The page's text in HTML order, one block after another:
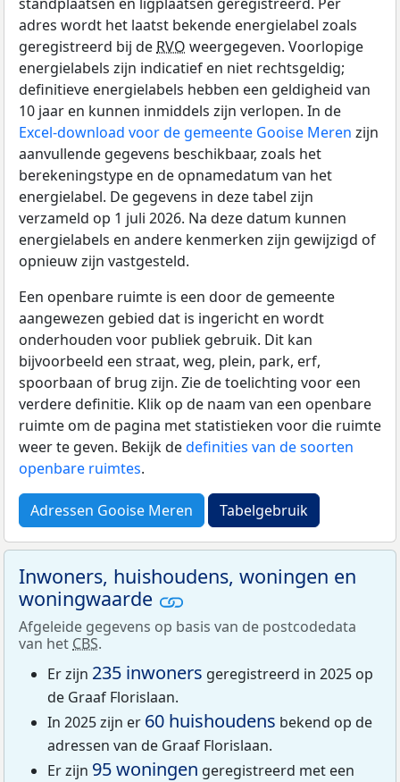
adres wordt het laatst bekende energielabel zoals
geregistreerd bij de RVO weergegeven. Voorlopige
energielabels zijn indicatief en niet rechtsgeldig;
definitieve energielabels hebben een geldigheid van
10 jaar en kunnen inmiddels zijn verlopen. In de
Excel-download voor de gemeente Gooise Meren zijn
aanvullende gegevens beschikbaar, zoals het
berekeningstype en de opnamedatum van het
energielabel. De gegevens in deze tabel zijn
verzameld op 1 juli 2026. Na deze datum kunnen
energielabels en andere kenmerken zijn gewijzigd of
opnieuw zijn vastgesteld.
Een openbare ruimte is een door de gemeente
aangewezen gebied dat is ingericht en wordt
onderhouden voor publiek gebruik. Dit kan
bijvoorbeeld een straat, weg, plein, park, erf,
spoorbaan of brug zijn. Zie de toelichting voor een
verdere definitie. Klik op de naam van een openbare
ruimte om de pagina met statistieken voor die ruimte
weer te geven. Bekijk dedefinities van de soorten
openbare ruimtes.
Adressen Gooise Meren Tabelgebruik
Inwoners, huishoudens, woningen en
woningwaarde
Afgeleide gegevens op basis van de postcodedata
van het CBS.
Er zijn 235 inwoners geregistreerd in 2025 op
de Graaf Florislaan.
In 2025 zijn er 60 huishoudens bekend op de
adressen van de Graaf Florislaan.
Er zijn 95 woningen geregistreerd met een